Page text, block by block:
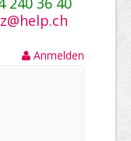
Anmelden